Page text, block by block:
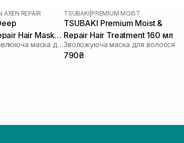
AXEN REPAIR
Hair Mask
Інтенсивна відновлююча маска для волосся
TSUBAKI PREMIUM MOIST
TSUBAKI Premium Moist &
Repair Hair Treatment 160 мл
Зволожуюча маска для волосся
790₴